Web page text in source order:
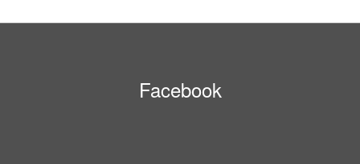
Facebook